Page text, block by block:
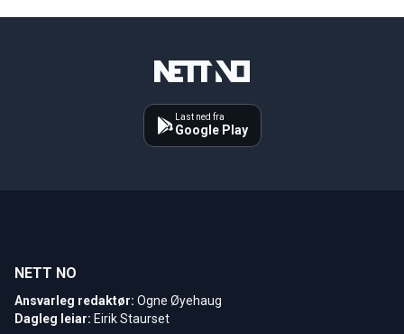
Last ned fra
Google Play
NETT NO
Ansvarleg redaktør: Ogne Øyehaug
Dagleg leiar: Eirik Staurset